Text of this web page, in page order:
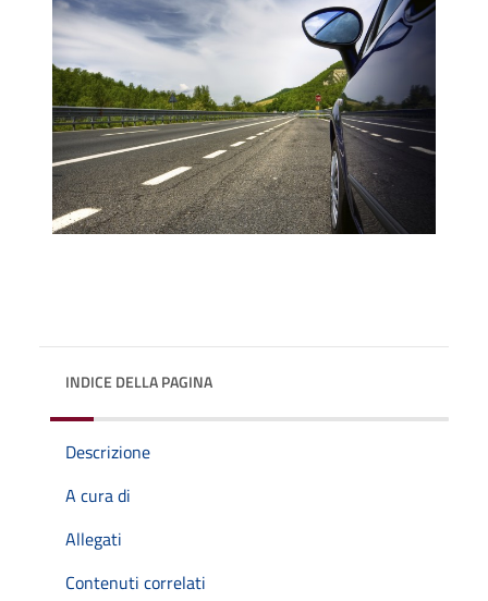
INDICE DELLA PAGINA
Descrizione
A cura di
Allegati
Contenuti correlati